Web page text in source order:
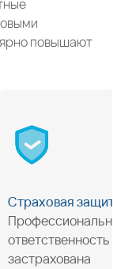
повышают
Страховая
застрахована